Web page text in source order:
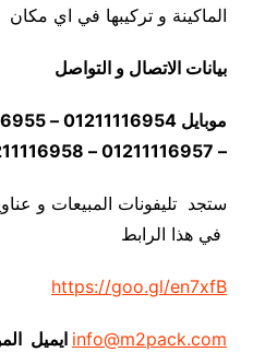
الماكينة و تركيبها في اي مكان
بيانات الاتصال و التواصل
– 01211116957 – 01211116958
ستجد تليفونات المبيعات و
في هذا الرابط
https://goo.gl/en7xfB
info@m2pack.com ايميل